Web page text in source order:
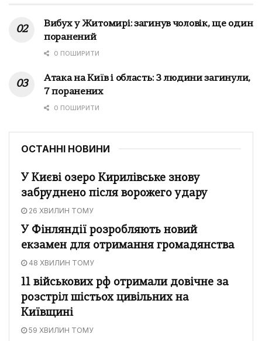
Вибух у Житомирі: загинув чоловік, ще один
поранений
0 ПОШИРИТИ
Атака на Київ і область: 3 людини загинули,
7 поранених
0 ПОШИРИТИ
ОСТАННІ НОВИНИ
У Києві озеро Кирилівське знову
забруднено після ворожего удару
26 ХВИЛИН ТОМУ
У Фінляндії розробляють новий
екзамен для отримання громадянства
48 ХВИЛИН ТОМУ
11 військових рф отримали довічне за
розстріл шістьох цивільних на
Київщині
59 ХВИЛИН ТОМУ